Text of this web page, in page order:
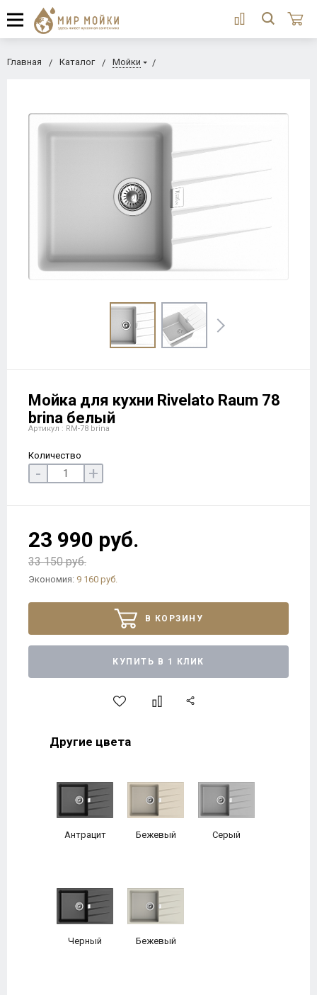
Главная Каталог Мойки
Мойка для кухни Rivelato Raum 78
brina белый
Артикул : RM-78 brina
Количество
- +
23 990 руб.
33 150 руб.
Экономия: 9 160 руб.
В КОРЗИНУ
КУПИТЬ В 1 КЛИК
Другие цвета
Антрацит Бежевый Серый
Черный Бежевый